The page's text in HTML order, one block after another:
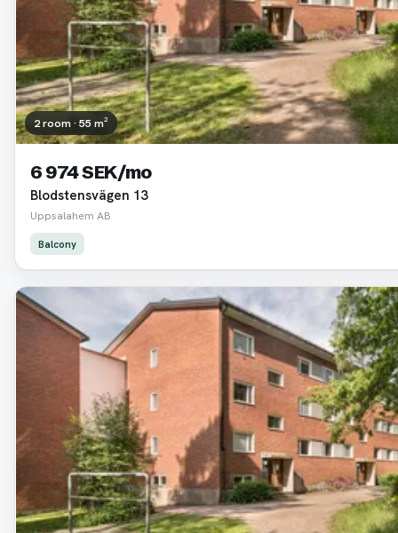
2 room · 55 m²
6 974 SEK/mo
Blodstensvägen 13
Uppsalahem AB
Balcony